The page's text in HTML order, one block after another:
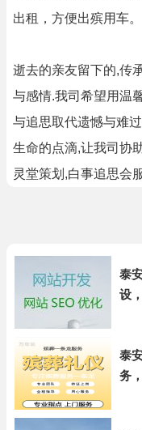
出租，方便出殡用车。
逝去的亲友留下的,传
与感情.我司希望用温
与追思取代遗憾与难
生命的点滴,让我司协
灵堂策划,白事追思会
泰
设
泰
务